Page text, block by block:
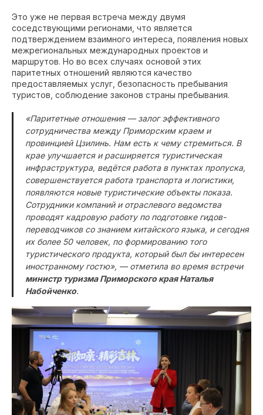
Это уже не первая встреча между двумя
соседствующими регионами, что является
подтверждением взаимного интереса, появления новых
межрегиональных международных проектов и
маршрутов. Но во всех случаях основой этих
паритетных отношений являются качество
предоставляемых услуг, безопасность пребывания
туристов, соблюдение законов страны пребывания.
«Паритетные отношения — залог эффективного
сотрудничества между Приморским краем и
провинцией Цзилинь. Нам есть к чему стремиться. В
крае улучшается и расширяется туристическая
инфраструктура, ведётся работа в пунктах пропуска,
совершенствуется работа транспорта и логистики,
появляются новые туристические объекты показа.
Сотрудники компаний и отраслевого ведомства
проводят кадровую работу по подготовке гидов-
переводчиков со знанием китайского языка, и сегодня
их более 50 человек, по формированию того
туристического продукта, который был бы интересен
иностранному гостю», — отметила во время встречи
министр туризма Приморского края Наталья
Набойченко.